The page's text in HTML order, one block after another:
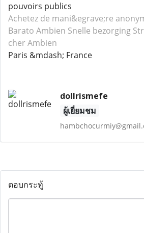
pouvoirs publics
Achetez de mani&egrave;re
Barato Ambien Snelle bezorging
cher Ambien
Paris &mdash; France
dollrismefe
ผู้เยี่ยมชม
ตอบกระทู้